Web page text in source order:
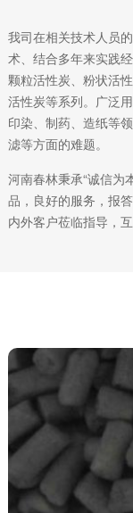
我司在相关技术人员
术、结合多年来实践
颗粒活性炭、粉状活
活性炭等系列。广泛
印染、制药、造纸等
滤等方面的难题。
河南春林秉承“诚信为
品，良好的服务，报
内外客户莅临指导，